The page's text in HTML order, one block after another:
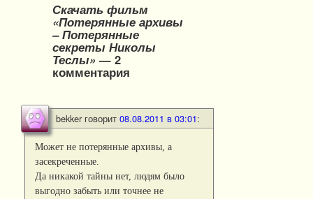
Скачать фильм
«Потерянные архивы
– Потерянные
секреты Николы
Теслы» — 2
комментария
bekker говорит 08.08.2011 в 03:01:
Может не потерянные архивы, а
засекреченные.
Да никакой тайны нет, людям было
выгодно забыть или точнее не